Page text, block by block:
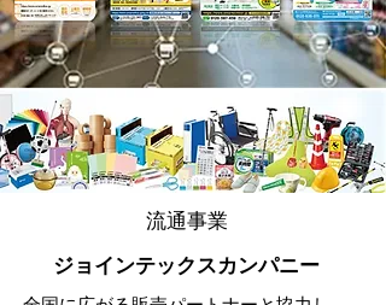
流通事業
ジョインテックスカンパニー